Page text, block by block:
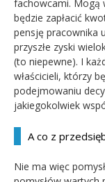
fachowcami. Mogą
będzie zapłacić
pensję pracownika
przyszłe zyski
(to niepewne). I
właścicieli, którzy
podejmowaniu
jakiegokolwiek
A co z
Nie ma więc